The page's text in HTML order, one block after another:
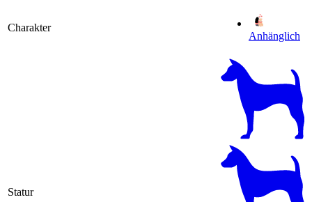
Charakter
Anhänglich
Statur